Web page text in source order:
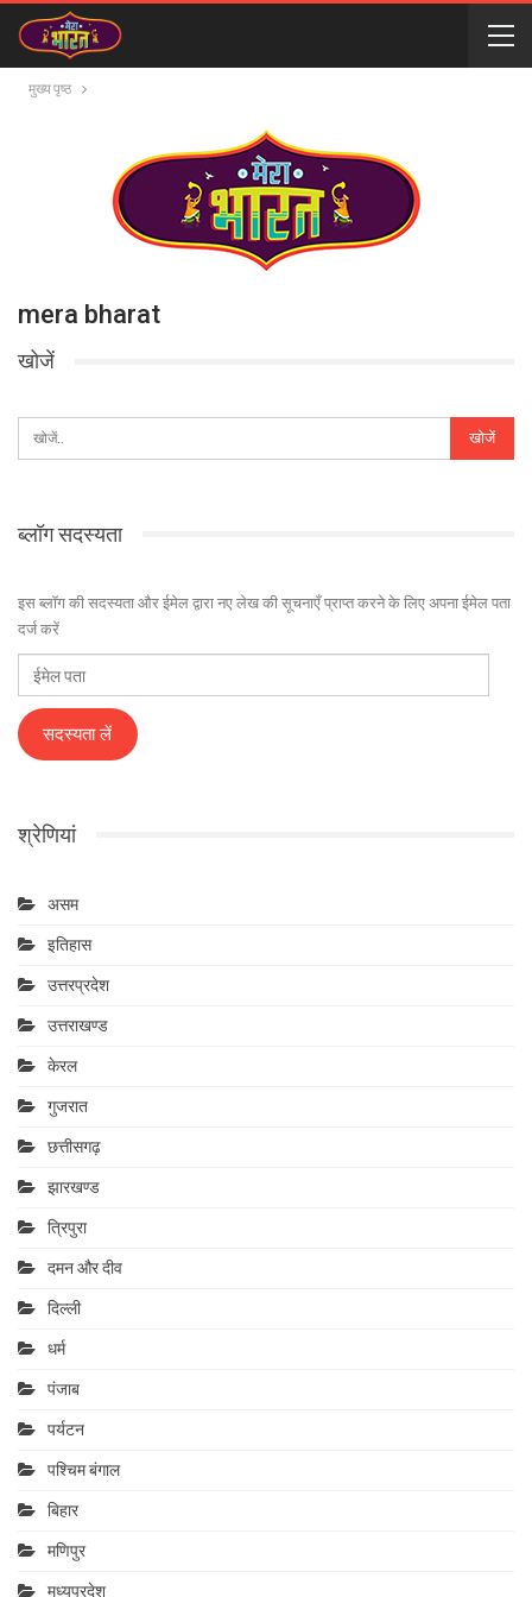
मुख्य पृष्ठ
mera bharat
खोजें
ब्लॉग सदस्यता
इस ब्लॉग की सदस्यता और ईमेल द्वारा नए लेख की सूचनाएँ प्राप्त करने के लिए अपना ईमेल पता
दर्ज करें
ईमेल
पता
सदस्यता लें
श्रेणियां
असम
इतिहास
उत्तरप्रदेश
उत्तराखण्ड
केरल
गुजरात
छत्तीसगढ़
झारखण्ड
त्रिपुरा
दमन और दीव
दिल्ली
धर्म
पंजाब
पर्यटन
पश्चिम बंगाल
बिहार
मणिपुर
मध्यप्रदेश